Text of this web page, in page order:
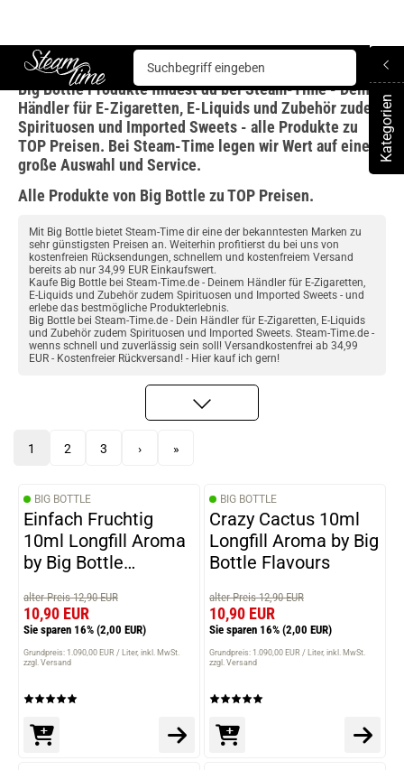
Steam time
Big Bottle
Kategorien
Big Bottle Produkte findest du bei Steam-Time - Dein
Händler für E-Zigaretten, E-Liquids und Zubehör zudem
Spirituosen und Imported Sweets - alle Produkte zu
TOP Preisen. Bei Steam-Time legen wir Wert auf eine
große Auswahl und Service.
Alle Produkte von Big Bottle zu TOP Preisen.
Mit Big Bottle bietet Steam-Time dir eine der bekanntesten Marken zu
sehr günstigsten Preisen an. Weiterhin profitierst du bei uns von
kostenfreien Rücksendungen, schnellem und kostenfreiem Versand
bereits ab nur 34,99 EUR Einkaufswert.
Kaufe Big Bottle bei Steam-Time.de - Deinem Händler für E-Zigaretten,
E-Liquids und Zubehör zudem Spirituosen und Imported Sweets - und
erlebe das bestmögliche Produkterlebnis.
Big Bottle bei Steam-Time.de - Dein Händler für E-Zigaretten, E-Liquids
und Zubehör zudem Spirituosen und Imported Sweets. Steam-Time.de -
wenns schnell und zuverlässig sein soll! Versandkostenfrei ab 34,99
EUR - Kostenfreier Rückversand! - Hier kauf ich gern!
1 2 3 › »
BIG BOTTLE
Einfach Fruchtig
10ml Longfill Aroma
by Big Bottle
alter Preis 12,90 EUR
10,90 EUR
Sie sparen 16% (2,00 EUR)
Grundpreis: 1.090,00 EUR / Liter inkl. MwSt.
zzgl. Versand
BIG BOTTLE
Crazy Cactus 10ml
Longfill Aroma by Big
Bottle Flavours
alter Preis 12,90 EUR
10,90 EUR
Sie sparen 16% (2,00 EUR)
Grundpreis: 1.090,00 EUR / Liter inkl. MwSt.
zzgl. Versand